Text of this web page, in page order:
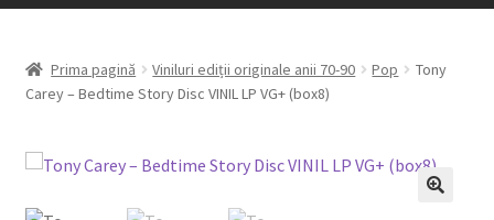
Viniluri ediții originale anii 70-90
CD-uri originale
Prima pagină Viniluri ediții originale anii 70-90 Pop
Tony
Carey – Bedtime Story Disc VINIL LP VG+ (box8)